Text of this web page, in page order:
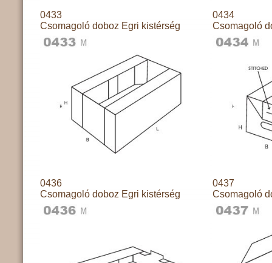
0433
Csomagoló doboz Egri kistérség
0434
Csomagoló
0436
Csomagoló doboz Egri kistérség
0437
Csomagoló